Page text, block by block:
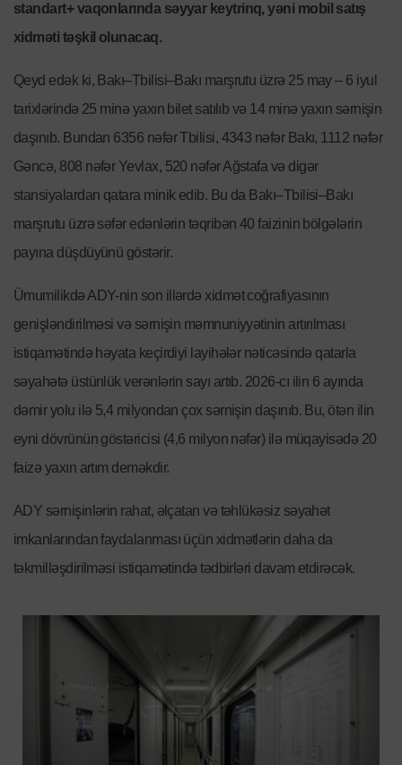
standart+ vaqonlarında səyyar keytrinq, yəni mobil satış
xidməti təşkil olunacaq.
Qeyd edək ki, Bakı–Tbilisi–Bakı marşrutu üzrə 25 may – 6 iyul
tarixlərində 25 minə yaxın bilet satılıb və 14 minə yaxın sərnişin
daşınıb. Bundan 6356 nəfər Tbilisi, 4343 nəfər Bakı, 1112 nəfər
Gəncə, 808 nəfər Yevlax, 520 nəfər Ağstafa və digər
stansiyalardan qatara minik edib. Bu da Bakı–Tbilisi–Bakı
marşrutu üzrə səfər edənlərin təqribən 40 faizinin bölgələrin
payına düşdüyünü göstərir.
Ümumilikdə ADY-nin son illərdə xidmət coğrafiyasının
genişləndirilməsi və sərnişin məmnuniyyətinin artırılması
istiqamətində həyata keçirdiyi layihələr nəticəsində qatarla
səyahətə üstünlük verənlərin sayı artıb. 2026-cı ilin 6 ayında
dəmir yolu ilə 5,4 milyondan çox sərnişin daşınıb. Bu, ötən ilin
eyni dövrünün göstəricisi (4,6 milyon nəfər) ilə müqayisədə 20
faizə yaxın artım deməkdir.
ADY sərnişinlərin rahat, əlçatan və təhlükəsiz səyahət
imkanlarından faydalanması üçün xidmətlərin daha da
təkmilləşdirilməsi istiqamətində tədbirləri davam etdirəcək.